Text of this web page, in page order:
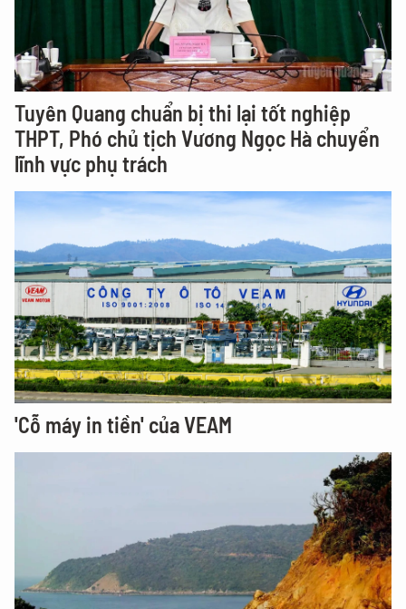
Tuyên Quang chuẩn bị thi lại tốt nghiệp
THPT, Phó chủ tịch Vương Ngọc Hà chuyển
lĩnh vực phụ trách
'Cỗ máy in tiền' của VEAM